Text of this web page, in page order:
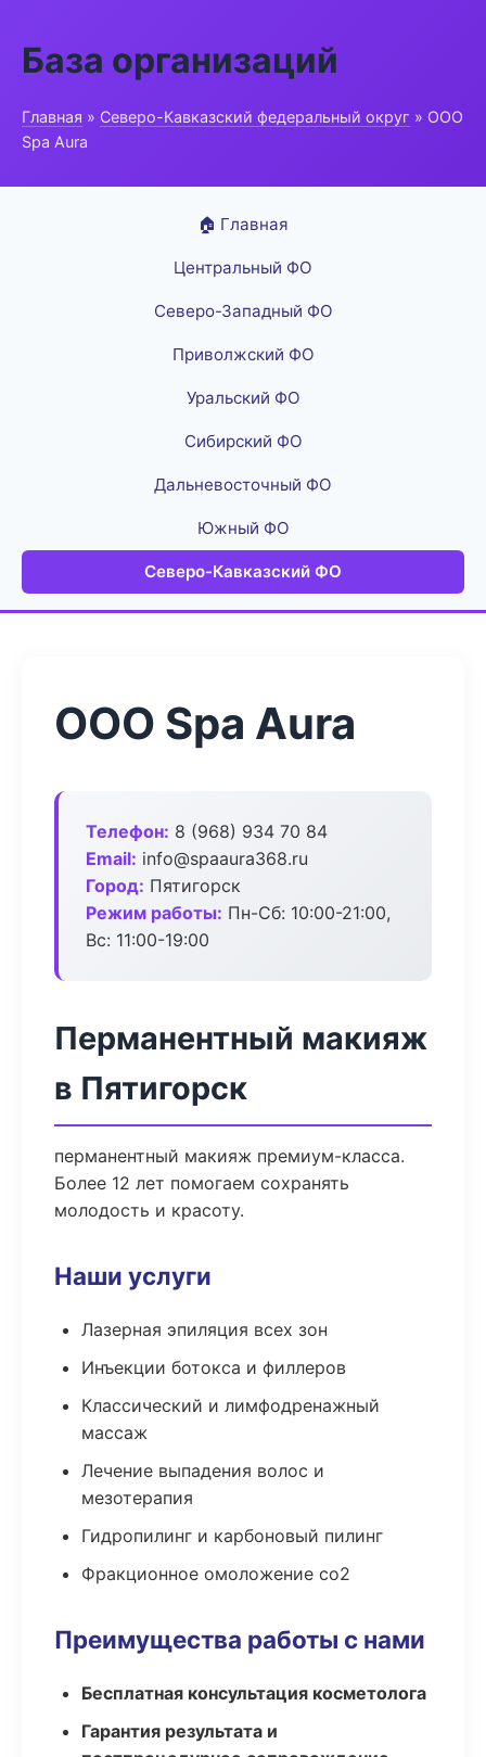
База организаций
Главная » Северо-Кавказский федеральный округ » ООО
Spa Aura
🏠 Главная
Центральный ФО
Северо-Западный ФО
Приволжский ФО
Уральский ФО
Сибирский ФО
Дальневосточный ФО
Южный ФО
Северо-Кавказский ФО
ООО Spa Aura
Телефон: 8 (968) 934 70 84
Email: info@spaaura368.ru
Город: Пятигорск
Режим работы: Пн-Сб: 10:00-21:00,
Вс: 11:00-19:00
Перманентный макияж
в Пятигорск
перманентный макияж премиум-класса.
Более 12 лет помогаем сохранять
молодость и красоту.
Наши услуги
Лазерная эпиляция всех зон
Инъекции ботокса и филлеров
Классический и лимфодренажный
массаж
Лечение выпадения волос и
мезотерапия
Гидропилинг и карбоновый пилинг
Фракционное омоложение co2
Преимущества работы с нами
Бесплатная консультация косметолога
Гарантия результата и